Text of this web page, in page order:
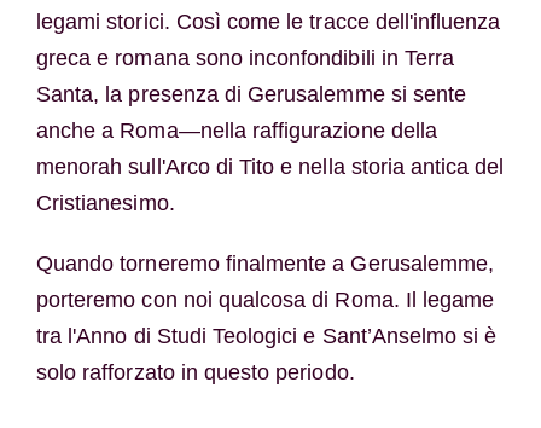
legami storici. Così come le tracce dell'influenza
greca e romana sono inconfondibili in Terra
Santa, la presenza di Gerusalemme si sente
anche a Roma—nella raffigurazione della
menorah sull'Arco di Tito e nella storia antica del
Cristianesimo.
Quando torneremo finalmente a Gerusalemme,
porteremo con noi qualcosa di Roma. Il legame
tra l'Anno di Studi Teologici e Sant’Anselmo si è
solo rafforzato in questo periodo.